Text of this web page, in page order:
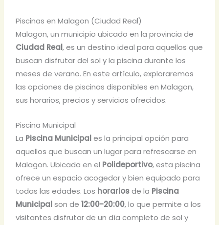
Piscinas en Malagon (Ciudad Real)
Malagon, un municipio ubicado en la provincia de
Ciudad Real, es un destino ideal para aquellos que
buscan disfrutar del sol y la piscina durante los
meses de verano. En este artículo, exploraremos
las opciones de piscinas disponibles en Malagon,
sus horarios, precios y servicios ofrecidos.
Piscina Municipal
La Piscina Municipales la principal opción para
aquellos que buscan un lugar para refrescarse en
Malagon. Ubicada en el Polideportivo, esta piscina
ofrece un espacio acogedor y bien equipado para
todas las edades. Los horariosde la Piscina
Municipalson de12:00-20:00, lo que permite a los
visitantes disfrutar de un día completo de sol y